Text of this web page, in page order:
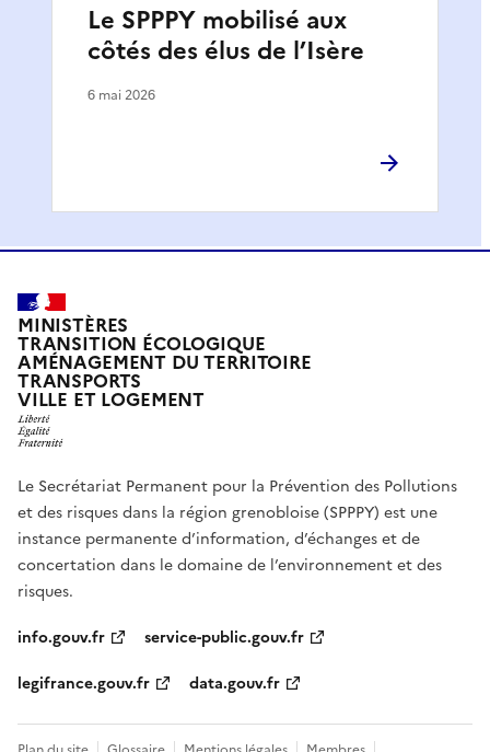
Le SPPPY mobilisé aux
côtés des élus de l’Isère
6 mai 2026
MINISTÈRES
TRANSITION ÉCOLOGIQUE
AMÉNAGEMENT DU TERRITOIRE
TRANSPORTS
VILLE ET LOGEMENT
Le Secrétariat Permanent pour la Prévention des Pollutions
et des risques dans la région grenobloise (SPPPY) est une
instance permanente d’information, d’échanges et de
concertation dans le domaine de l’environnement et des
risques.
info.gouv.fr
service-public.gouv.fr
legifrance.gouv.fr
data.gouv.fr